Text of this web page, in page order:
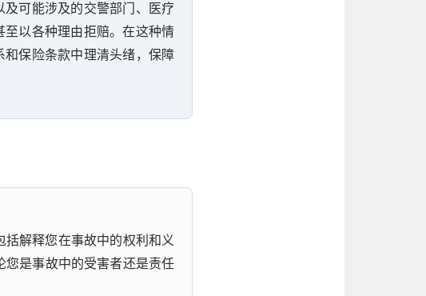
可能涉及的交警部门、医疗
以各种理由拒赔。在这种情
保险条款中理清头绪，保障
解释您在事故中的权利和义
是事故中的受害者还是责任